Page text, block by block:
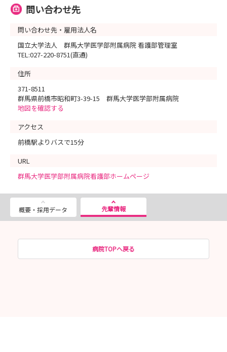
問い合わせ先
問い合わせ先・雇用法人名
国立大学法人 群馬大学医学部附属病院 看護部管理室
TEL:027-220-8751(直通)
住所
371-8511
群馬県前橋市昭和町3-39-15 群馬大学医学部附属病院
地図を確認する
アクセス
前橋駅よりバスで15分
URL
群馬大学医学部附属病院看護部ホームページ
概要・採用データ 先輩情報
病院TOPへ戻る